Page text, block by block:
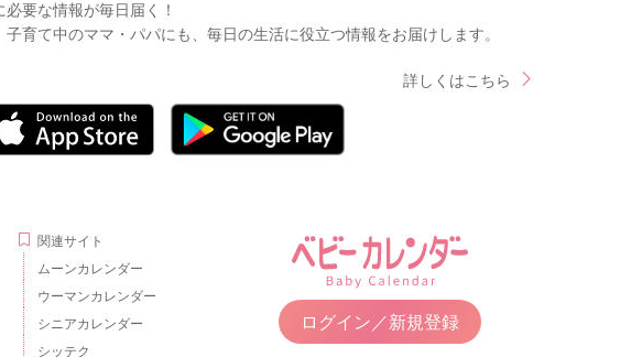
要な情報が毎日届く！
育て中のママ・パパにも、毎日の生活に役立つ情報をお届けします。
詳しくはこちら
関連サイト
ムーンカレンダー
ウーマンカレンダー
シニアカレンダー
シッテク
ログイン／新規登録